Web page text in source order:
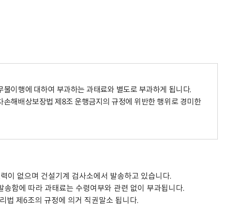
이행에 대하여 부과하는 과태료와 별도로 부과하게 됩니다.
해배상보장법 제8조 운행금지의 규정에 위반한 행위로 경미한
이 없으며 건설기계 검사소에서 발송하고 있습니다.
함에 따라 과태료는 수령여부와 관련 없이 부과됩니다.
법 제6조의 규정에 의거 직권말소 됩니다.